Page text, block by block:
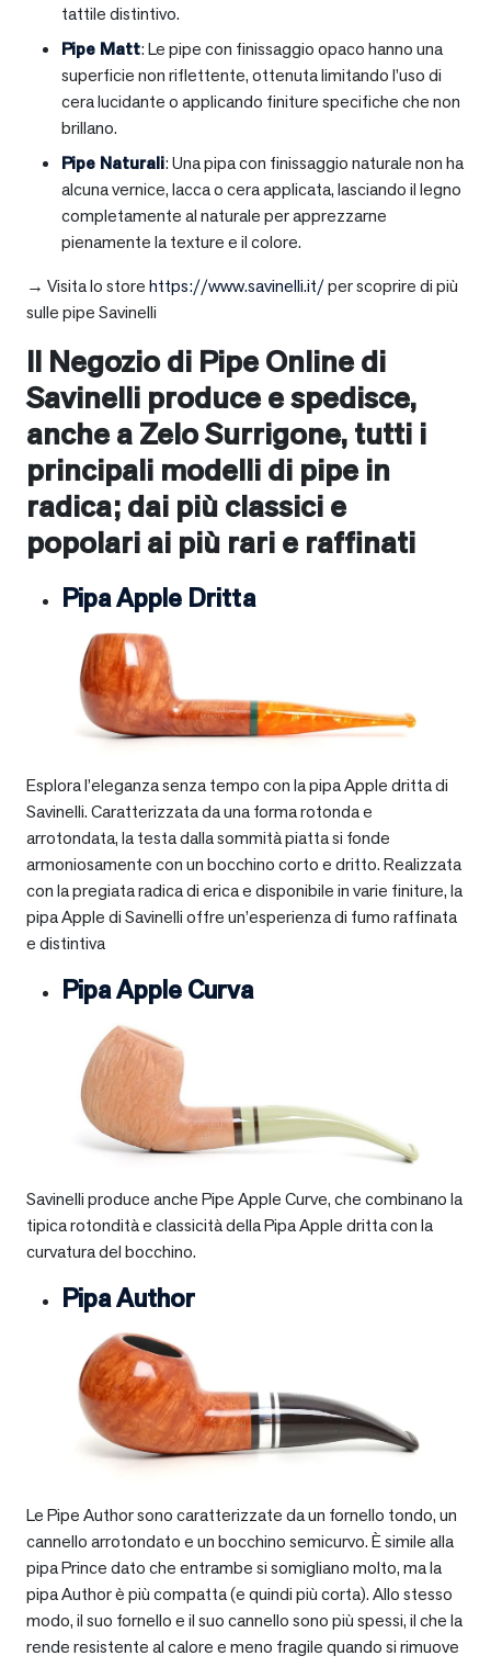
tattile distintivo.
Pipe Matt: Le pipe con finissaggio opaco hanno una
superficie non riflettente, ottenuta limitando l’uso di
cera lucidante o applicando finiture specifiche che non
brillano.
Pipe Naturali: Una pipa con finissaggio naturale non ha
alcuna vernice, lacca o cera applicata, lasciando il legno
completamente al naturale per apprezzarne
pienamente la texture e il colore.
→ Visita lo storehttps://www.savinelli.it/per scoprire di più
sulle pipe Savinelli
Il Negozio di Pipe Online di
Savinelli produce e spedisce,
anche aZelo Surrigone, tutti i
principali modelli di pipe in
radica; dai più classici e
popolari ai più rari e raffinati
Pipa Apple Dritta
Esplora l’eleganza senza tempo con la pipa Apple dritta di
Savinelli. Caratterizzata da una forma rotonda e
arrotondata, la testa dalla sommità piatta si fonde
armoniosamente con un bocchino corto e dritto. Realizzata
con la pregiata radica di erica e disponibile in varie finiture, la
pipa Apple di Savinelli offre un’esperienza di fumo raffinata
e distintiva
Pipa Apple Curva
Savinelli produce anche Pipe Apple Curve, che combinano la
tipica rotondità e classicità della Pipa Apple dritta con la
curvatura del bocchino.
Pipa Author
Le Pipe Author sono caratterizzate da un fornello tondo, un
cannello arrotondato e un bocchino semicurvo. È simile alla
pipa Prince dato che entrambe si somigliano molto, ma la
pipa Author è più compatta (e quindi più corta). Allo stesso
modo, il suo fornello e il suo cannello sono più spessi, il che la
rende resistente al calore e meno fragile quando si rimuove